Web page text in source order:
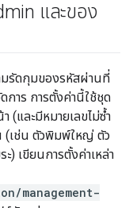
และของ
มรัดกุมของรหัสผ่านที่
าร การตั้งค่านี้ใช้ชุด
(และมีหมายเลขไม่ซ้ำ
(เช่น ตัวพิมพ์ใหญ่ ตัว
เขียนการตั้งค่าเหล่า
management-